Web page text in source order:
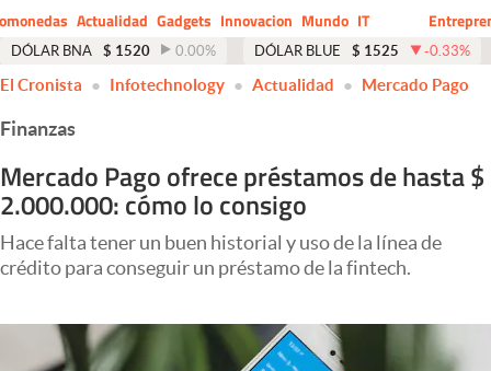
Economía y Política
Finanzas y Mercados
Mercados Online
Negocios
Columnistas
Infotechnology
Actualidad Gadgets Innovacion Mundo
CIO
IT
Business
DÓLAR BNA $ 1520 0.00% DÓLAR BLUE $ 1525 -0.33%
El Cronista Infotechnology Actualidad Mercado Pago
Finanzas
Mercado Pago ofrece préstamos de hasta $
2.000.000: cómo lo consigo
Hace falta tener un buen historial y uso de la línea de
crédito para conseguir un préstamo de la fintech.